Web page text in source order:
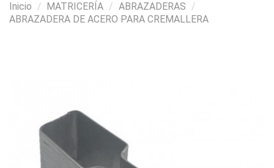
Inicio MATRICERÍA
ABRAZADERAS
ABRAZADERA DE ACERO PARA CREMALLERA